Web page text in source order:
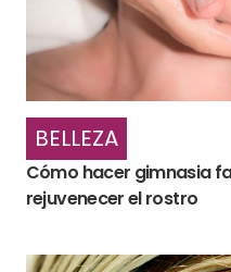
BELLEZA
Cómo hacer gimnasia
rejuvenecer el rostro